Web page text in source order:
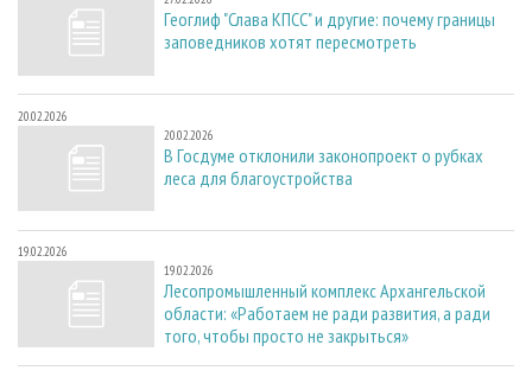
Геоглиф "Слава КПСС" и другие: почему границы
заповедников хотят пересмотреть
20.02.2026
20.02.2026
В Госдуме отклонили законопроект о рубках
леса для благоустройства
19.02.2026
19.02.2026
Лесопромышленный комплекс Архангельской
области: «Работаем не ради развития, а ради
того, чтобы просто не закрыться»